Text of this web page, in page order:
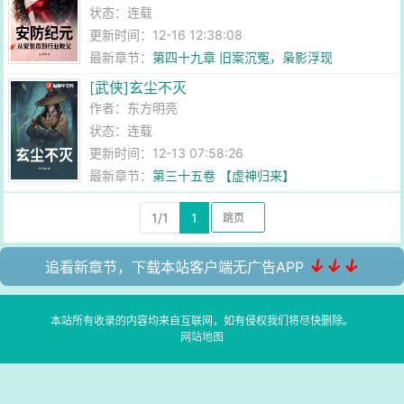
状态：连载
更新时间：12-16 12:38:08
最新章节：第四十九章 旧案沉冤，枭影浮现
[武侠]玄尘不灭
作者： 东方明亮
状态：连载
更新时间：12-13 07:58:26
最新章节：第三十五卷 【虚神归来】
1/1 1
追看新章节，下载本站客户端无广告APP ↓↓↓
本站所有收录的内容均来自互联网，如有侵权我们将尽快删除。
网站地图